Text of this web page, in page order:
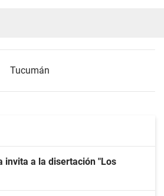
Tucumán
invita a la disertación "Los